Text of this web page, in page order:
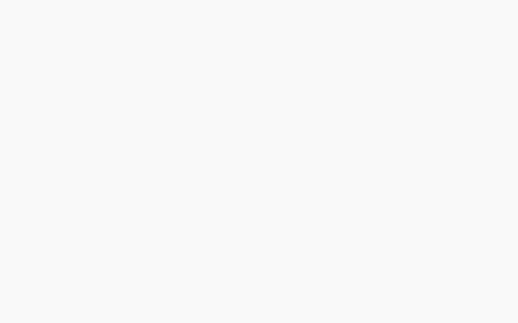
сделать своими руками.